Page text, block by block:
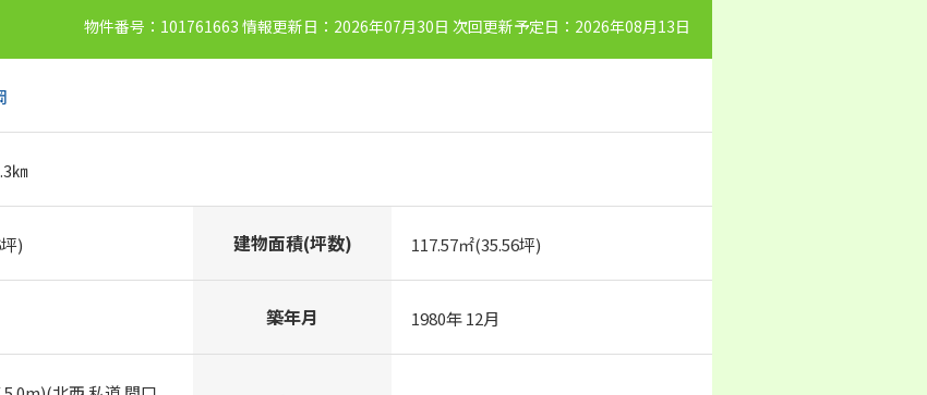
物件番号：101761663 情報更新日：2026年07月30日 次回更新予定日：2026年08月13日
㎞
) 建物面積(坪数) 117.57㎡(35.56坪)
築年月 1980年 12月